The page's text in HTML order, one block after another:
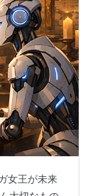
女王が未来